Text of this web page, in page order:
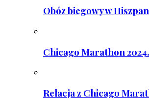
Obóz biegowy w
Chicago Marathon
Relacja z Chicago